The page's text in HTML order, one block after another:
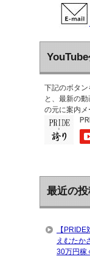
下記のボタ
と、最新の
の元に案内メ
最近の
【
えむたか
30万円稼